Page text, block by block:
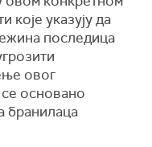
које указују да
последица
овог
основано
бранилаца